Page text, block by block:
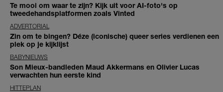
Te mooi om waar te zijn? Kijk uit voor AI-foto's op
tweedehandsplatformen zoals Vinted
ADVERTORIAL
Zin om te bingen? Déze (iconische) queer series verdienen een
plek op je kijklijst
BABYNIEUWS
Son Mieux-bandleden Maud Akkermans en Olivier Lucas
verwachten hun eerste kind
HITTEPLAN